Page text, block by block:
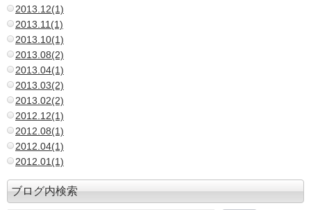
2013.12(1)
2013.11(1)
2013.10(1)
2013.08(2)
2013.04(1)
2013.03(2)
2013.02(2)
2012.12(1)
2012.08(1)
2012.04(1)
2012.01(1)
ブログ内検索